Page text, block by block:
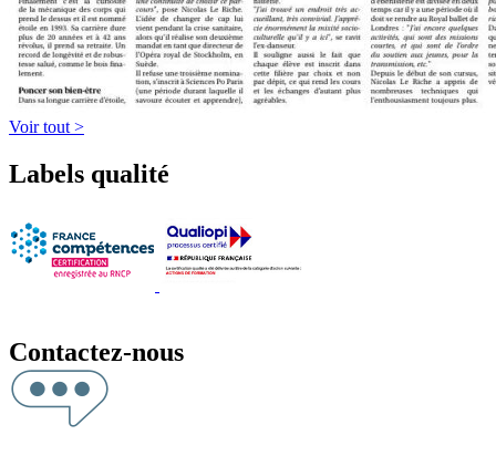
Voir tout >
Labels qualité
Contactez-nous